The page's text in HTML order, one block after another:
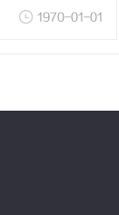
1970-01-01